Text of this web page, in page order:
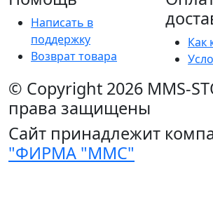
Написать в
поддержку
Возврат товара
Как
© Copyright 2026 MMS-
права защищены
Сайт принадлежит
"ФИРМА "ММС"